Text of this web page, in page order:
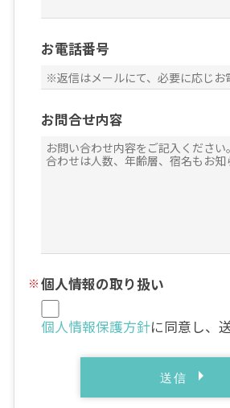
お電話番号
お問合せ内容
個人情報の取り扱い
個人情報保護方針に同意し、